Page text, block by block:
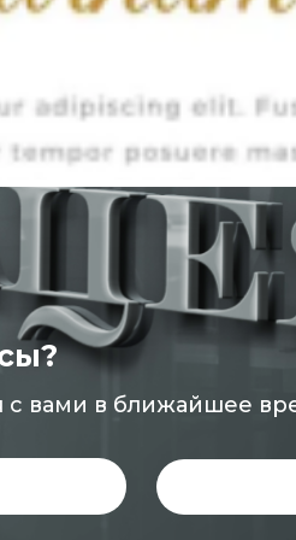
вами в ближайшее